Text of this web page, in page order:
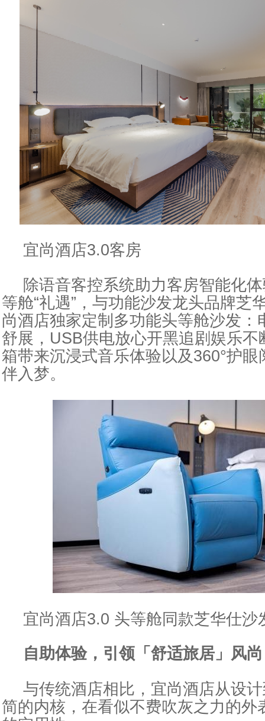
宜尚酒店3.0客房
除语音客控系统助力客房智能化
等舱“礼遇”，与功能沙发龙头品牌芝
尚酒店独家定制多功能头等舱沙发：
舒展，USB供电放心开黑追剧娱乐不
箱带来沉浸式音乐体验以及360°护
伴入梦。
宜尚酒店3.0 头等舱同款芝华仕沙
自助体验， 引领 「 舒适旅居 」 风尚
与传统酒店相比，宜尚酒店从设
简的内核，在看似不费吹灰之力的外